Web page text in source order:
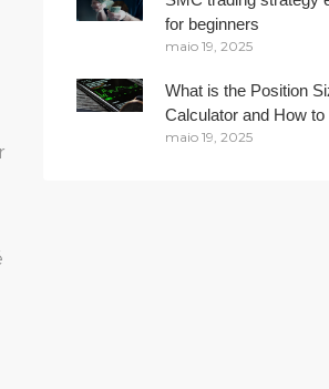
for beginners
maio 19, 2025
What is the Position
Calculator and How to
maio 19, 2025